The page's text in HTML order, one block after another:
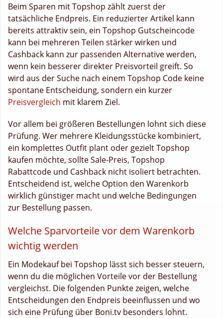
Beim Sparen mit Topshop zählt zuerst der
tatsächliche Endpreis. Ein reduzierter Artikel kann
bereits attraktiv sein, ein Topshop Gutscheincode
kann bei mehreren Teilen stärker wirken und
Cashback kann zur passenden Alternative werden,
wenn kein besserer direkter Preisvorteil greift. So
wird aus der Suche nach einem Topshop Code keine
spontane Entscheidung, sondern ein kurzer
Preisvergleich mit klarem Ziel.
Vor allem bei größeren Bestellungen lohnt sich diese
Prüfung. Wer mehrere Kleidungsstücke kombiniert,
ein komplettes Outfit plant oder gezielt Topshop
kaufen möchte, sollte Sale-Preis, Topshop
Rabattcode und Cashback nicht isoliert betrachten.
Entscheidend ist, welche Option den Warenkorb
wirklich günstiger macht und welche Bedingungen
zur Bestellung passen.
Welche Sparvorteile vor dem Warenkorb
wichtig werden
Ein Modekauf bei Topshop lässt sich besser steuern,
wenn du die möglichen Vorteile vor der Bestellung
vergleichst. Die folgenden Punkte zeigen, welche
Entscheidungen den Endpreis beeinflussen und wo
sich eine Prüfung über Boni.tv besonders lohnt.